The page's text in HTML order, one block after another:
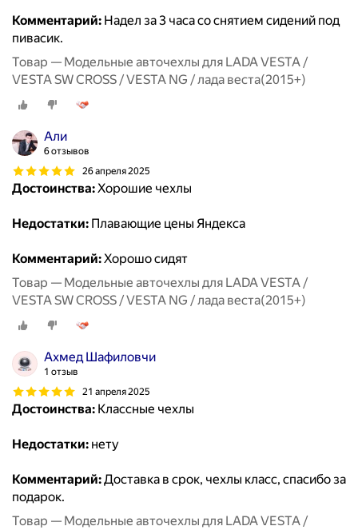
Комментарий: Надел за 3 часа со снятием сидений под
пивасик.
Товар — Модельные авточехлы для LADA VESTA /
VESTA SW CROSS / VESTA NG / лада веста(2015+)
Али
6 отзывов
26 апреля 2025
Достоинства:Хорошие чехлы
Недостатки: Плавающие цены Яндекса
Комментарий:Хорошо сидят
Товар — Модельные авточехлы для LADA VESTA /
VESTA SW CROSS / VESTA NG / лада веста(2015+)
Ахмед Шафиловчи
1 отзыв
21 апреля 2025
Достоинства: Классные чехлы
Недостатки: нету
Комментарий:Доставка в срок, чехлы класс, спасибо за
подарок.
Товар — Модельные авточехлы для LADA VESTA /